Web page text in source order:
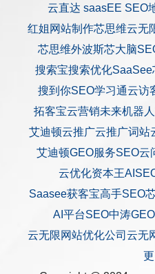
云直达 saasEE SEO
红姐网站制作芯思维云无
芯思维外波斯芯大脑
搜索宝搜索优化SaaSee
搜到你SEO学习通云访
拓客宝云营销未来机器人
艾迪顿云推广云推广词站
艾迪顿GEO服务SEO云
云优化资本王
Saasee获客宝高手SEO
AI平台SEO中涛
云无限网站优化公司 云无